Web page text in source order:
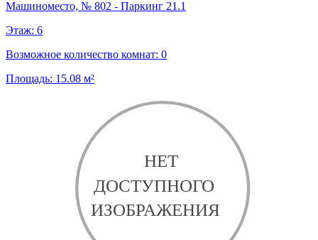
Машиноместо, № 802 - Паркинг 21.1
Этаж: 6
Возможное количество комнат: 0
Площадь: 15.08 м²